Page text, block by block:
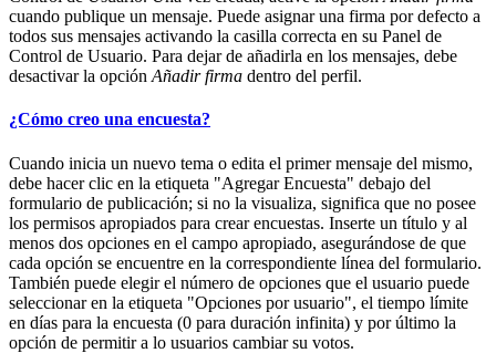
cuando publique un mensaje. Puede asignar una firma por defecto a
todos sus mensajes activando la casilla correcta en su Panel de
Control de Usuario. Para dejar de añadirla en los mensajes, debe
desactivar la opción Añadir firma dentro del perfil.
¿Cómo creo una encuesta?
Cuando inicia un nuevo tema o edita el primer mensaje del mismo,
debe hacer clic en la etiqueta "Agregar Encuesta" debajo del
formulario de publicación; si no la visualiza, significa que no posee
los permisos apropiados para crear encuestas. Inserte un título y al
menos dos opciones en el campo apropiado, asegurándose de que
cada opción se encuentre en la correspondiente línea del formulario.
También puede elegir el número de opciones que el usuario puede
seleccionar en la etiqueta "Opciones por usuario", el tiempo límite
en días para la encuesta (0 para duración infinita) y por último la
opción de permitir a lo usuarios cambiar su votos.